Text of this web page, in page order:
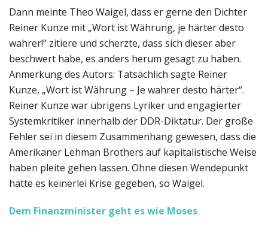
Dann meinte Theo Waigel, dass er gerne den Dichter
Reiner Kunze mit „Wort ist Währung, je härter desto
wahrer!“ zitiere und scherzte, dass sich dieser aber
beschwert habe, es anders herum gesagt zu haben.
Anmerkung des Autors: Tatsächlich sagte Reiner
Kunze, „Wort ist Währung – Je wahrer desto härter“.
Reiner Kunze war übrigens Lyriker und engagierter
Systemkritiker innerhalb der DDR-Diktatur. Der große
Fehler sei in diesem Zusammenhang gewesen, dass die
Amerikaner Lehman Brothers auf kapitalistische Weise
haben pleite gehen lassen. Ohne diesen Wendepunkt
hätte es keinerlei Krise gegeben, so Waigel.
Dem Finanzminister geht es wie Moses